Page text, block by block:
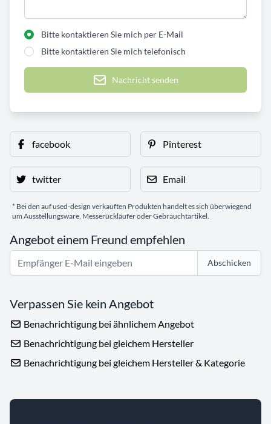
Bitte kontaktieren Sie mich per E-Mail
Bitte kontaktieren Sie mich telefonisch
Nachricht senden
facebook Pinterest
twitter Email
* Bei den auf used-design verkauften Produkten handelt es sich überwiegend
um Ausstellungsware, Messerückläufer oder Gebrauchtartikel.
Angebot einem Freund empfehlen
Abschicken
Verpassen Sie kein Angebot
Benachrichtigung bei ähnlichem Angebot
Benachrichtigung bei gleichem Hersteller
Benachrichtigung bei gleichem Hersteller & Kategorie